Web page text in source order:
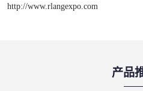
http://www.rlangexpo.com
产品